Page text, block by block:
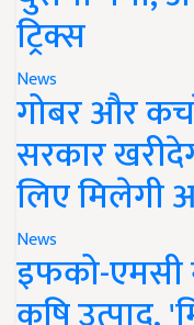
ट्रिक्स
News
गोबर और
सरकार
लिए मिलेगी
News
इफको-एमसी